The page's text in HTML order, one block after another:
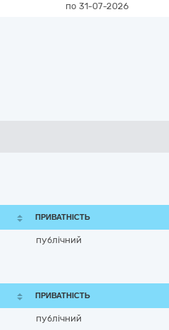
по 31-07-2026
ПРИВАТНІСТЬ
публічний
ПРИВАТНІСТЬ
публічний